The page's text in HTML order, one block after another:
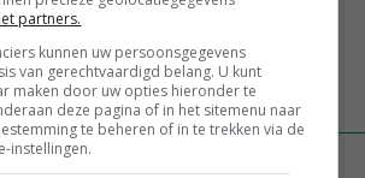
in Limburg
13:37
John Deere 7730
partners.
kunnen uw persoonsgegevens
van gerechtvaardigd belang. U kunt
maken door uw opties hieronder te
deze pagina of in het sitemenu naar
te beheren of in te trekken via de
instellingen.